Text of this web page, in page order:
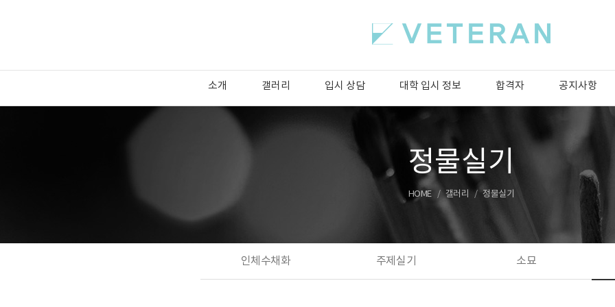
소개 갤러리 입시 상담 대학 입시 정보 합격자 공지사항
정물실기
HOME 갤러리 정물실기
인체수채화 주제실기 소묘